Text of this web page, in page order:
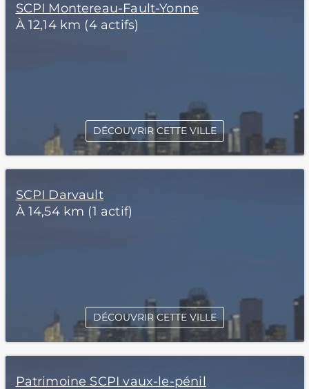
SCPI Montereau-Fault-Yonne
À 12,14 km (4 actifs)
DÉCOUVRIR CETTE VILLE
SCPI Darvault
À 14,54 km (1 actif)
DÉCOUVRIR CETTE VILLE
Patrimoine SCPI vaux-le-pénil